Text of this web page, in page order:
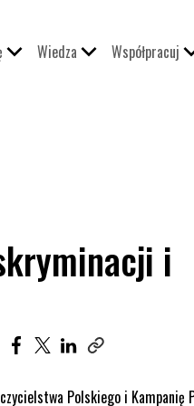
Wiedza Współpracuj
i
UDOSTĘPNIJ ARTYKUŁ NA
UDOSTĘPNIJ
UDOSTĘPNIJ
Polskiego i Kampanię